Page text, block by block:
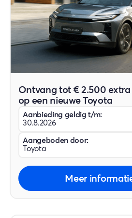
Ontvang tot € 2.500
op een nieuwe Toyota
Aanbieding geldig t/m:
30.8.2026
Aangeboden door:
Toyota
Meer